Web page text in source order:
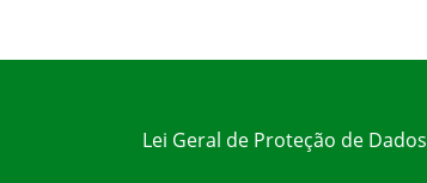
Lei Geral de Proteção de Dados